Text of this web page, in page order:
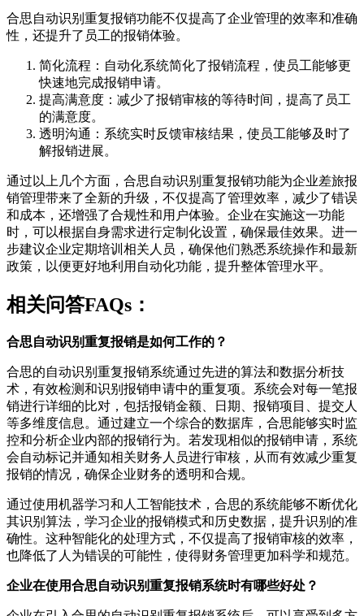
合思自动识别重复报销功能不仅提高了企业管理的效率和准确
性，还提升了员工的报销体验。
简化流程：自动化系统简化了报销流程，使员工能够更
快速地完成报销申请。
提高满意度：减少了报销审核的等待时间，提高了员工
的满意度。
透明沟通：系统实时反馈审核结果，使员工能够及时了
解报销进展。
通过以上几个方面，合思自动识别重复报销功能为企业差旅报
销管理带来了全新的升级，不仅提高了管理效率，减少了错误
和成本，还增强了合规性和用户体验。企业在实施这一功能
时，可以根据自身需求进行定制化设置，确保最佳效果。进一
步建议企业定期培训相关人员，确保他们熟悉系统操作和最新
政策，以便更好地利用自动化功能，提升整体管理水平。
相关问答FAQs：
合思自动识别重复报销是如何工作的？
合思的自动识别重复报销系统通过先进的算法和数据分析技
术，有效检测和识别报销申请中的重复项。系统会对每一笔报
销进行详细的比对，包括报销金额、日期、报销项目、提交人
等多维度信息。通过建立一个综合的数据库，合思能够实时监
控和分析企业内部的报销行为。若发现相似的报销申请，系统
会自动标记并通知相关财务人员进行审核，从而有效减少重复
报销的情况，确保企业财务的透明和合规。
通过使用机器学习和人工智能技术，合思的系统能够不断优化
其识别算法，学习企业的报销模式和历史数据，提升识别的准
确性。这种智能化的处理方式，不仅提高了报销审核的效率，
也降低了人为错误的可能性，使得财务管理更加科学和规范。
企业在使用合思自动识别重复报销系统时有哪些好处？